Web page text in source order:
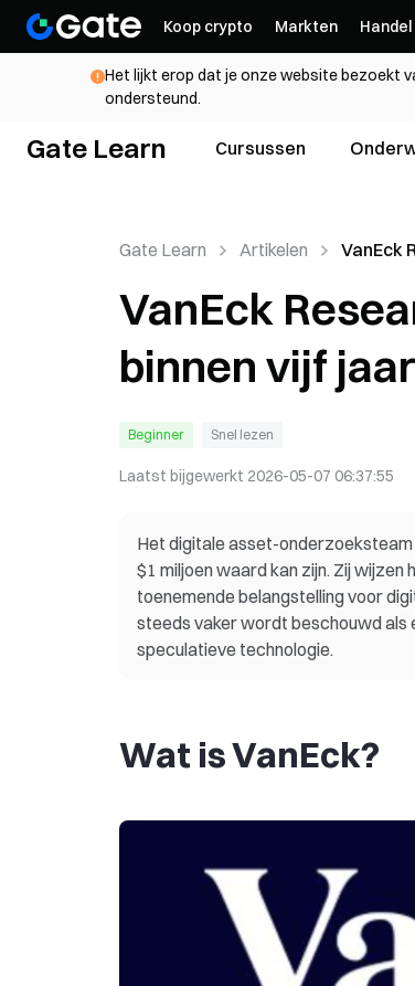
Koop crypto Markten Handel
Het lijkt erop dat je onze website bezoekt
ondersteund.
Gate Learn Cursussen
Gate Learn Artikelen
VanEck
miljoen
VanEck
binnen vijf
Beginner Snel lezen
Laatst bijgewerkt 2026-05-07 06:37:55
Het digitale asset-onderzoeksteam
$1 miljoen waard kan zijn. Zij
toenemende belangstelling voor
steeds vaker wordt beschouwd als
speculatieve technologie.
Wat is VanEck?